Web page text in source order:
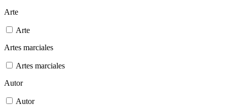
Arte
Arte
Artes marciales
Artes marciales
Autor
Autor